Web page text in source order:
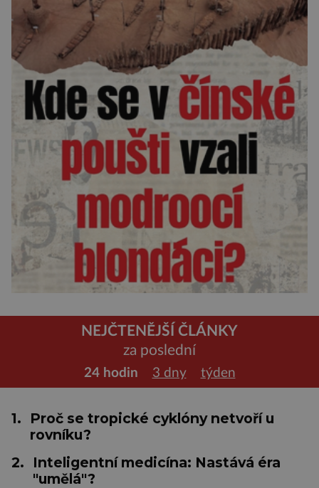
NEJČTENĚJŠÍ ČLÁNKY
za poslední
24 hodin 3 dny týden
1.
Proč se tropické cyklóny netvoří u
rovníku?
2.
Inteligentní medicína: Nastává éra
"umělá"?